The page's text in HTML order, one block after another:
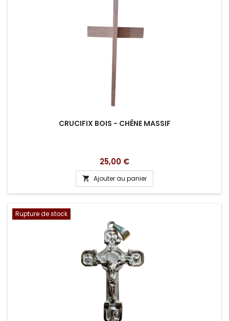
CRUCIFIX BOIS - CHÊNE MASSIF
Prix
25,00 €
 Ajouter au panier
Rupture de stock